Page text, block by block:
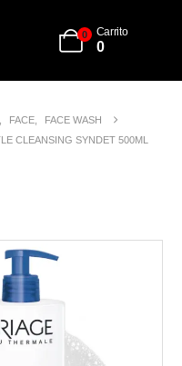
0 Carrito
0
FACE
FACE WASH
CLEANSING SYNDET 500ML